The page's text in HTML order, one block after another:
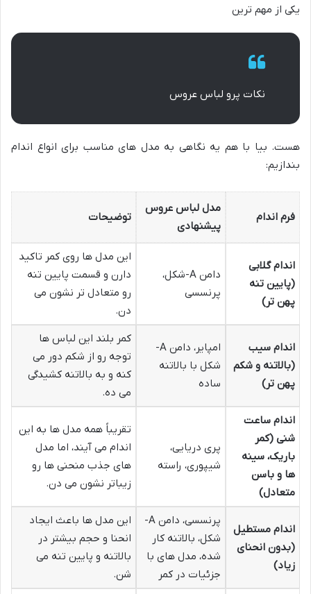
یکی از مهم ترین
نکات پرو لباس عروس
هست. بیا با هم یه نگاهی به مدل های مناسب برای انواع اندام
بندازیم:
فرم اندام
مدل لباس عروس
پیشنهادی
توضیحات
اندام گلابی
(پایین تنه
پهن تر)
دامن A-شکل،
پرنسسی
این مدل ها روی کمر تاکید
دارن و قسمت پایین تنه
رو متعادل تر نشون می
دن.
اندام سیب
(بالاتنه و شکم
پهن تر)
امپایر، دامن A-
شکل با بالاتنه
ساده
کمر بلند این لباس ها
توجه رو از شکم دور می
کنه و به بالاتنه کشیدگی
می ده.
اندام ساعت
شنی (کمر
باریک، سینه
ها و باسن
متعادل)
پری دریایی،
شیپوری، راسته
تقریباً همه مدل ها به این
اندام می آیند، اما مدل
های جذب منحنی ها رو
زیباتر نشون می دن.
اندام مستطیل
(بدون انحنای
زیاد)
پرنسسی، دامن A-
شکل، بالاتنه کار
شده، مدل های با
جزئیات در کمر
این مدل ها باعث ایجاد
انحنا و حجم بیشتر در
بالاتنه و پایین تنه می
شن.